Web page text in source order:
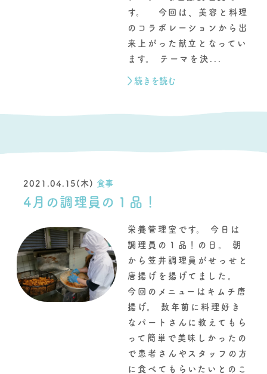
す。 今回は、美容と料理
のコラボレーションから出
来上がった献立となってい
ます。 テーマを決...
続きを読む
2021.04.15(木) 食事
4月の調理員の１品！
栄養管理室です。 今日は
調理員の１品！の日。 朝
から笠井調理員がせっせと
唐揚げを揚げてました。
今回のメニューはキムチ唐
揚げ。 数年前に料理好き
なパートさんに教えてもら
って簡単で美味しかったの
で患者さんやスタッフの方
に食べてもらいたいとのこ